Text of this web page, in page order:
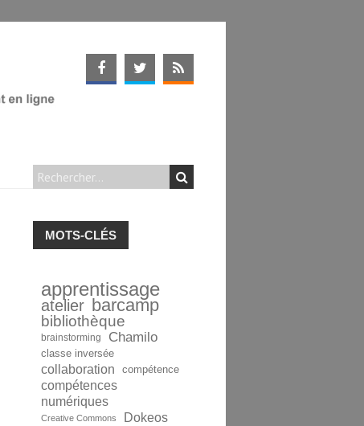
MOTS-CLÉS
apprentissage
atelier barcamp
bibliothèque
brainstorming Chamilo
classe inversée
collaboration compétence
compétences
numériques
Creative Commons
Dokeos